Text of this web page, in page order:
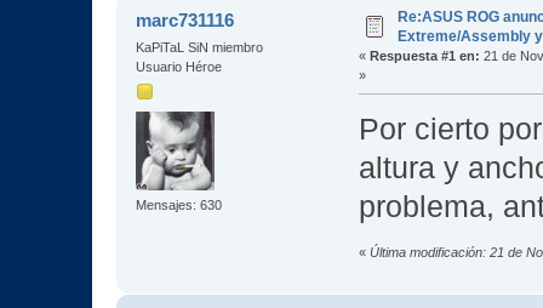
marc731116
KaPiTaL SiN miembro
Usuario Héroe
Mensajes: 630
Re:ASUS ROG
Extreme/Assembly
« Respuesta #1 en: 21 de
»
Por cierto
altura y
problema,
« Última modificación: 21 de